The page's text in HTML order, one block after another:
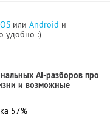
или Android и
удобно :)
AI-разборов про
и возможные
57%